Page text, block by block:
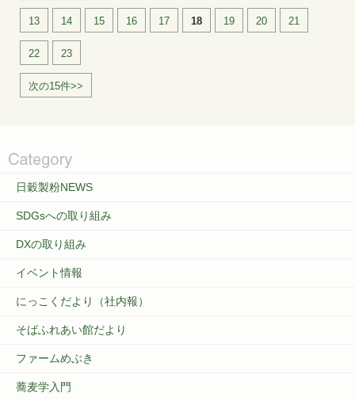
13 14 15 16 17 18 19 20 21
22 23
次の15件>>
日穀製粉NEWS
SDGsへの取り組み
DXの取り組み
イベント情報
にっこくだより（社内報）
そばふれあい館だより
ファームめぶき
蕎麦学入門